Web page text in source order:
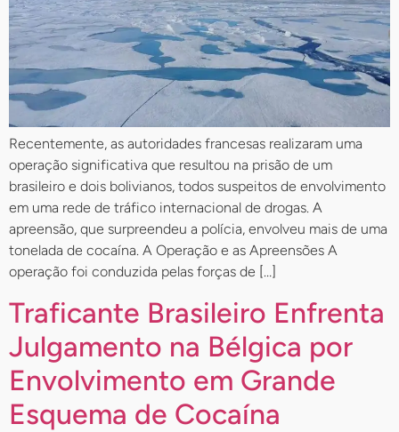
Recentemente, as autoridades francesas realizaram uma
operação significativa que resultou na prisão de um
brasileiro e dois bolivianos, todos suspeitos de envolvimento
em uma rede de tráfico internacional de drogas. A
apreensão, que surpreendeu a polícia, envolveu mais de uma
tonelada de cocaína. A Operação e as Apreensões A
operação foi conduzida pelas forças de […]
Traficante Brasileiro Enfrenta
Julgamento na Bélgica por
Envolvimento em Grande
Esquema de Cocaína